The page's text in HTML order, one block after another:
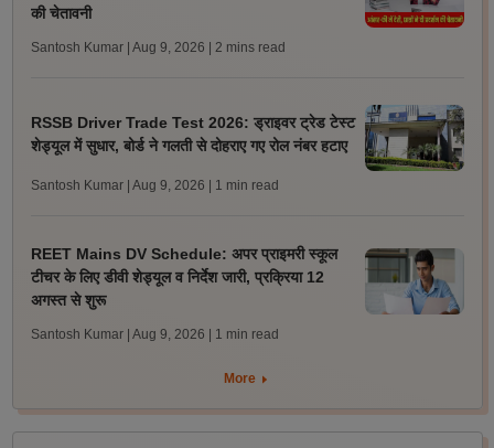
की चेतावनी
Santosh Kumar | Aug 9, 2026 | 2 mins read
RSSB Driver Trade Test 2026: ड्राइवर ट्रेड टेस्ट
शेड्यूल में सुधार, बोर्ड ने गलती से दोहराए गए रोल नंबर हटाए
Santosh Kumar | Aug 9, 2026 | 1 min read
REET Mains DV Schedule: अपर प्राइमरी स्कूल
टीचर के लिए डीवी शेड्यूल व निर्देश जारी, प्रक्रिया 12
अगस्त से शुरू
Santosh Kumar | Aug 9, 2026 | 1 min read
More